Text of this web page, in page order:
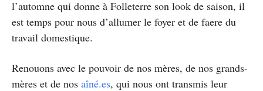
l’automne qui donne à Folleterre son look de saison, il
est temps pour nous d’allumer le foyer et de faere du
travail domestique.
Renouons avec le pouvoir de nos mères, de nos grands-
mères et de nos aîné.es, qui nous ont transmis leur